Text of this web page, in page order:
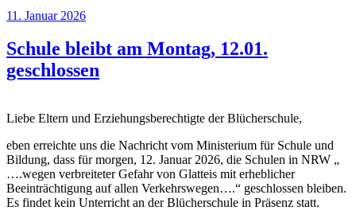
Veröffentlicht
11. Januar 2026
Schule bleibt am Montag, 12.01.
geschlossen
Liebe Eltern und Erziehungsberechtigte der Blücherschule,
eben erreichte uns die Nachricht vom Ministerium für Schule und
Bildung, dass für morgen, 12. Januar 2026, die Schulen in NRW „
….wegen verbreiteter Gefahr von Glatteis mit erheblicher
Beeinträchtigung auf allen Verkehrswegen….“ geschlossen bleiben.
Es findet kein Unterricht an der Blücherschule in Präsenz statt.